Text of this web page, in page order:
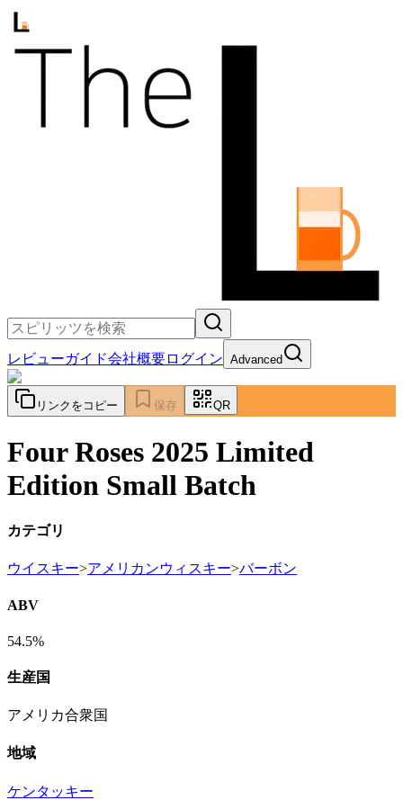
レビューガイド会社概要ログイン Advanced
リンクをコピー 保存 QR
Four Roses 2025 Limited
Edition Small Batch
カテゴリ
ウイスキー>アメリカンウィスキー>バーボン
ABV
54.5%
生産国
アメリカ合衆国
地域
ケンタッキー